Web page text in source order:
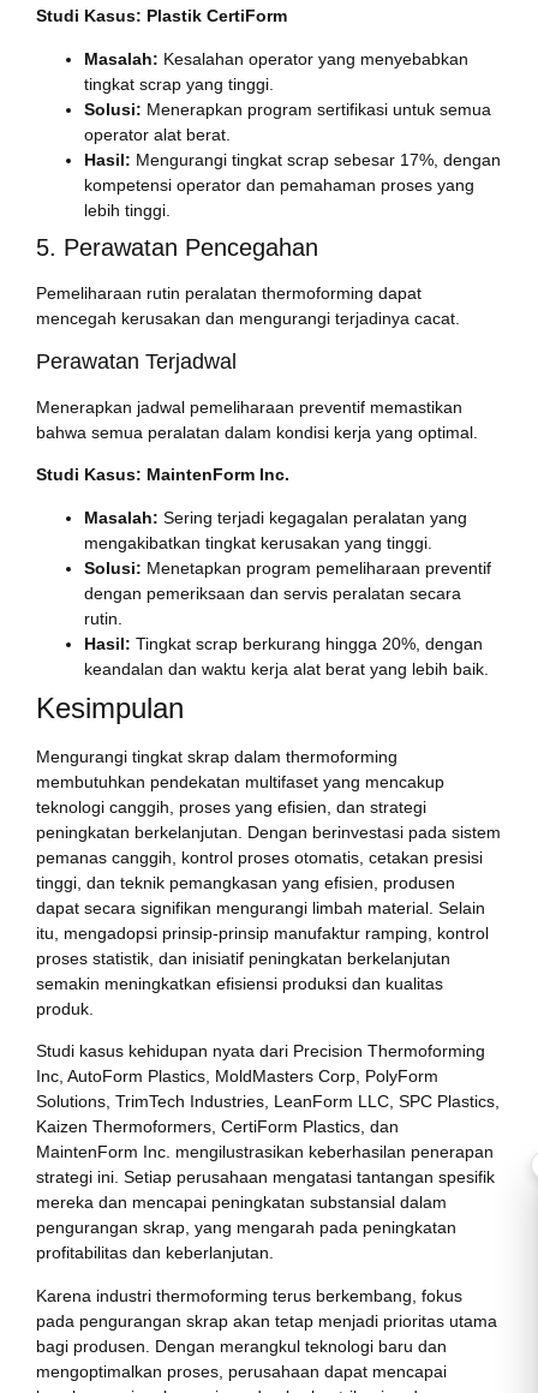
Studi Kasus: Plastik CertiForm
Masalah: Kesalahan operator yang menyebabkan
tingkat scrap yang tinggi.
Solusi: Menerapkan program sertifikasi untuk semua
operator alat berat.
Hasil: Mengurangi tingkat scrap sebesar 17%, dengan
kompetensi operator dan pemahaman proses yang
lebih tinggi.
5. Perawatan Pencegahan
Pemeliharaan rutin peralatan thermoforming dapat
mencegah kerusakan dan mengurangi terjadinya cacat.
Perawatan Terjadwal
Menerapkan jadwal pemeliharaan preventif memastikan
bahwa semua peralatan dalam kondisi kerja yang optimal.
Studi Kasus: MaintenForm Inc.
Masalah: Sering terjadi kegagalan peralatan yang
mengakibatkan tingkat kerusakan yang tinggi.
Solusi: Menetapkan program pemeliharaan preventif
dengan pemeriksaan dan servis peralatan secara
rutin.
Hasil: Tingkat scrap berkurang hingga 20%, dengan
keandalan dan waktu kerja alat berat yang lebih baik.
Kesimpulan
Mengurangi tingkat skrap dalam thermoforming
membutuhkan pendekatan multifaset yang mencakup
teknologi canggih, proses yang efisien, dan strategi
peningkatan berkelanjutan. Dengan berinvestasi pada sistem
pemanas canggih, kontrol proses otomatis, cetakan presisi
tinggi, dan teknik pemangkasan yang efisien, produsen
dapat secara signifikan mengurangi limbah material. Selain
itu, mengadopsi prinsip-prinsip manufaktur ramping, kontrol
proses statistik, dan inisiatif peningkatan berkelanjutan
semakin meningkatkan efisiensi produksi dan kualitas
produk.
Studi kasus kehidupan nyata dari Precision Thermoforming
Inc, AutoForm Plastics, MoldMasters Corp, PolyForm
Solutions, TrimTech Industries, LeanForm LLC, SPC Plastics,
Kaizen Thermoformers, CertiForm Plastics, dan
MaintenForm Inc. mengilustrasikan keberhasilan penerapan
strategi ini. Setiap perusahaan mengatasi tantangan spesifik
mereka dan mencapai peningkatan substansial dalam
pengurangan skrap, yang mengarah pada peningkatan
profitabilitas dan keberlanjutan.
Karena industri thermoforming terus berkembang, fokus
pada pengurangan skrap akan tetap menjadi prioritas utama
bagi produsen. Dengan merangkul teknologi baru dan
mengoptimalkan proses, perusahaan dapat mencapai